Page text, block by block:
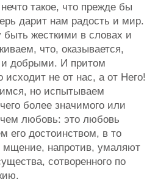
такое, что прежде бы
дарит нам радость и мир.
жесткими в словах и
что, оказывается,
добрыми. И притом
исходит не от нас, а от Него!
но испытываем
более значимого или
любовь: это любовь
его достоинством, в то
мщение, напротив, умаляют
сотворенного по